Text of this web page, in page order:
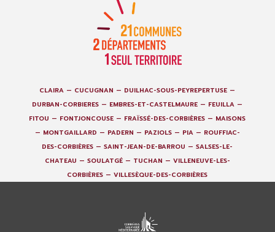
CLAIRA — CUCUGNAN — DUILHAC-SOUS-PEYREPERTUSE —
DURBAN-CORBIERES — EMBRES-ET-CASTELMAURE — FEUILLA —
FITOU — FONTJONCOUSE — FRAÏSSÉ-DES-CORBIÈRES — MAISONS
— MONTGAILLARD — PADERN — PAZIOLS — PIA — ROUFFIAC-
DES-CORBIÈRES —SAINT-JEAN-DE-BARROU —SALSES-LE-
CHATEAU — SOULATGÉ — TUCHAN — VILLENEUVE-LES-
CORBIÈRES —VILLESÈQUE-DES-CORBIÈRES